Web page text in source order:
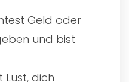
Geld oder
und bist
Lust, dich